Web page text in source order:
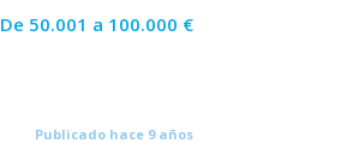
De 50.001 a 100.000 €
Publicado hace 9 años